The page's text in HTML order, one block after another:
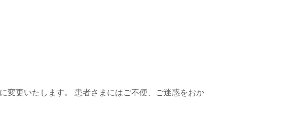
更いたします。 患者さまにはご不便、ご迷惑をおか